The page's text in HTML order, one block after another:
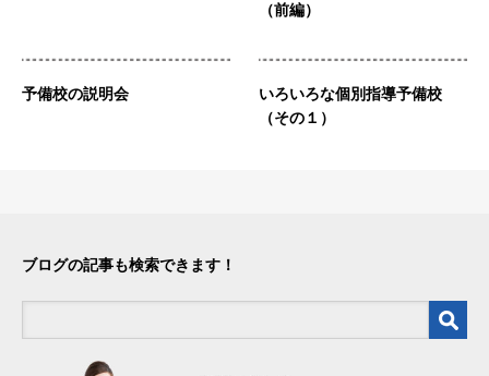
（前編）
予備校の説明会
いろいろな個別指導予備校
（その１）
ブログの記事も検索できます！